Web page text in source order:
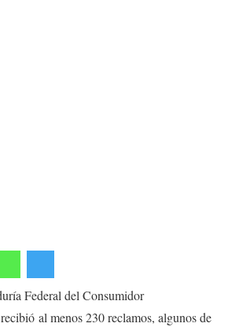
Federal del Consumidor
al menos 230 reclamos, algunos de